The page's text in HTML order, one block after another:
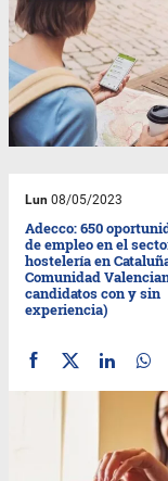
Lun 08/05/2023
Adecco: 650
de empleo en el
hostelería en
Comunidad
candidatos con y sin
experiencia)